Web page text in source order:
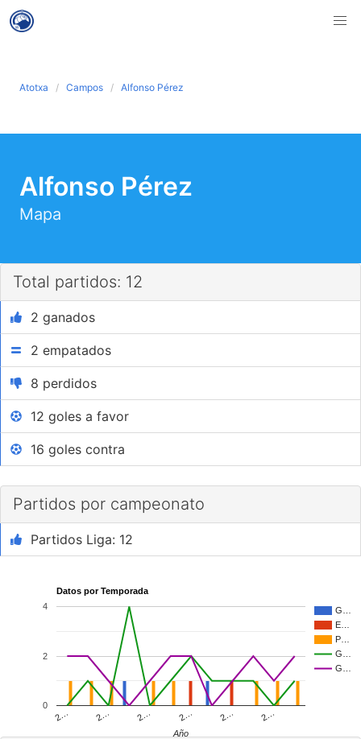
Atotxa Campos Alfonso Pérez
Alfonso Pérez
Mapa
Total partidos: 12
2 ganados
2 empatados
8 perdidos
12 goles a favor
16 goles contra
Partidos por campeonato
Partidos Liga: 12
Datos por Temporada
G…
E…
P…
G…
G…
2… 2… 2… 2… 2… 2…
0
2
4
Año